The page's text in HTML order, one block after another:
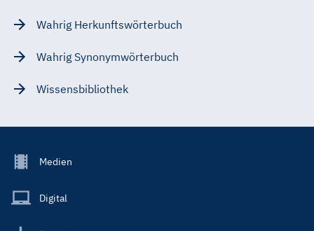
Wahrig Herkunftswörterbuch
Wahrig Synonymwörterbuch
Wissensbibliothek
Footer
Main
Medien
Digital